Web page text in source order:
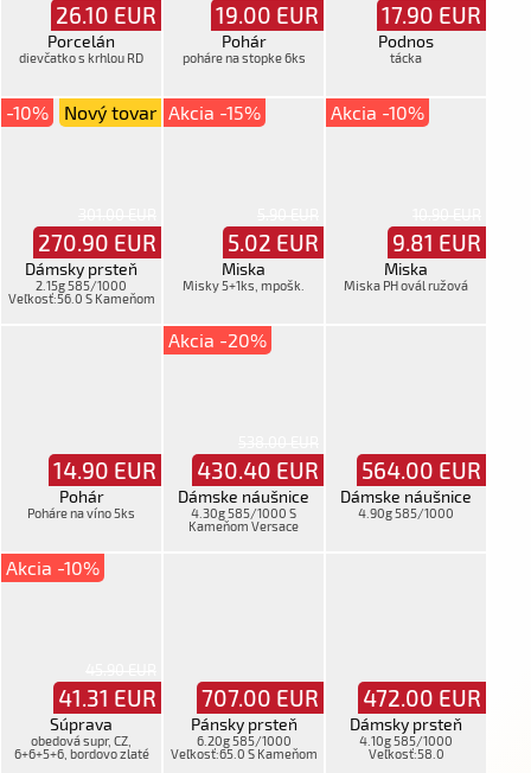
26.10 EUR
Porcelán
dievčatko s krhlou RD
19.00 EUR
Pohár
poháre na stopke 6ks
17.90 EUR
Podnos
tácka
-10%
270.90 EUR
Nový tovar
Dámsky prsteň
2.15g 585/1000
Veľkosť:56.0 S Kameňom
Akcia -15%
5.02 EUR
Miska
Misky 5+1ks, mpošk.
Akcia -10%
9.81 EUR
Miska
Miska PH ovál ružová
14.90 EUR
Pohár
Poháre na víno 5ks
Akcia -20%
430.40 EUR
Dámske náušnice
4.30g 585/1000 S
Kameňom Versace
564.00 EUR
Dámske náušnice
4.90g 585/1000
Akcia -10%
41.31 EUR
Súprava
obedová supr, CZ,
6+6+5+6, bordovo zlaté
707.00 EUR
Pánsky prsteň
6.20g 585/1000
Veľkosť:65.0 S Kameňom
472.00 EUR
Dámsky prsteň
4.10g 585/1000
Veľkosť:58.0